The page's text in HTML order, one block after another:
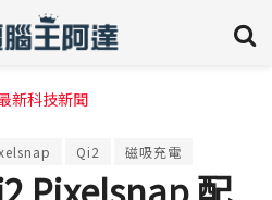
新科技新聞
Qi2 磁吸充電
Pixelsnap 配